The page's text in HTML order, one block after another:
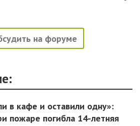
на форуме
в кафе и оставили одну»:
пожаре погибла 14-летняя